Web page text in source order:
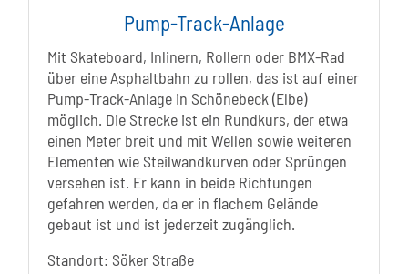
Pump-Track-Anlage
Mit Skateboard, Inlinern, Rollern oder BMX-Rad
über eine Asphaltbahn zu rollen, das ist auf einer
Pump-Track-Anlage in Schönebeck (Elbe)
möglich. Die Strecke ist ein Rundkurs, der etwa
einen Meter breit und mit Wellen sowie weiteren
Elementen wie Steilwandkurven oder Sprüngen
versehen ist. Er kann in beide Richtungen
gefahren werden, da er in flachem Gelände
gebaut ist und ist jederzeit zugänglich.
Standort: Söker Straße